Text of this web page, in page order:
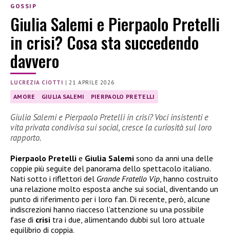
GOSSIP
Giulia Salemi e Pierpaolo Pretelli
in crisi? Cosa sta succedendo
davvero
LUCREZIA CIOTTI |21 APRILE 2026
AMORE GIULIA SALEMI PIERPAOLO PRETELLI
Giulia Salemi e Pierpaolo Pretelli in crisi? Voci insistenti e
vita privata condivisa sui social, cresce la curiosità sul loro
rapporto.
Pierpaolo Pretelli e Giulia Salemi sono da anni una delle
coppie più seguite del panorama dello spettacolo italiano.
Nati sotto i riflettori del Grande Fratello Vip , hanno costruito
una relazione molto esposta anche sui social, diventando un
punto di riferimento per i loro fan. Di recente, però, alcune
indiscrezioni hanno riacceso l’attenzione su una possibile
fase di crisi tra i due, alimentando dubbi sul loro attuale
equilibrio di coppia.